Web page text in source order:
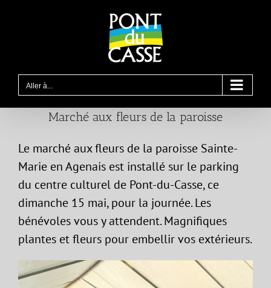
Aller à...
Marché aux fleurs de la paroisse
Le marché aux fleurs de la paroisse Sainte-
Marie en Agenais est installé sur le parking
du centre culturel de Pont-du-Casse, ce
dimanche 15 mai, pour la journée. Les
bénévoles vous y attendent. Magnifiques
plantes et fleurs pour embellir vos extérieurs.